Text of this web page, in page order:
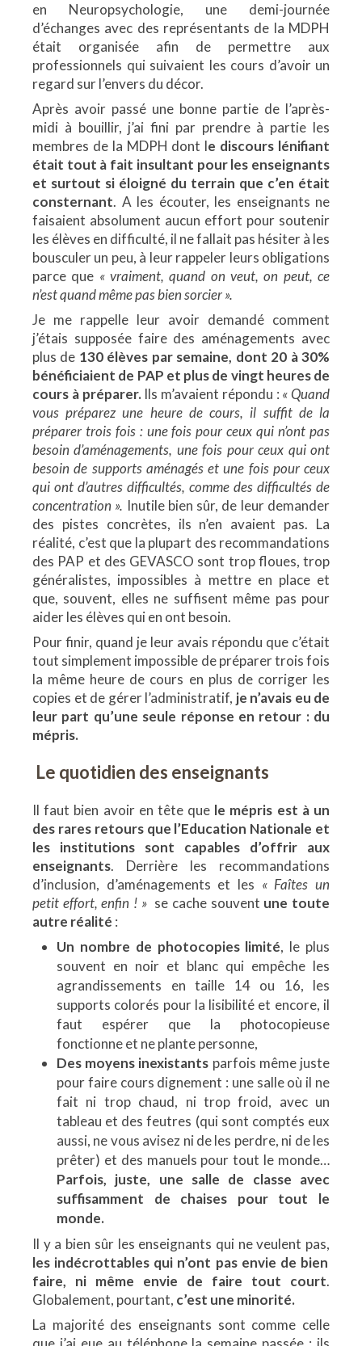
en Neuropsychologie, une demi-journée
d’échanges avec des représentants de la MDPH
était organisée afin de permettre aux
professionnels qui suivaient les cours d’avoir un
regard sur l’envers du décor.
Après avoir passé une bonne partie de l’après-
midi à bouillir, j’ai fini par prendre à partie les
membres de la MDPH dont le discours lénifiant
était tout à fait insultant pour les enseignants
et surtout si éloigné du terrain que c’en était
consternant. A les écouter, les enseignants ne
faisaient absolument aucun effort pour soutenir
les élèves en difficulté, il ne fallait pas hésiter à les
bousculer un peu, à leur rappeler leurs obligations
parce que « vraiment, quand on veut, on peut, ce
n’est quand même pas bien sorcier ».
Je me rappelle leur avoir demandé comment
j’étais supposée faire des aménagements avec
plus de 130 élèves par semaine, dont 20 à 30%
bénéficiaient de PAP et plus de vingt heures de
cours à préparer.Ils m’avaient répondu : « Quand
vous préparez une heure de cours, il suffit de la
préparer trois fois : une fois pour ceux qui n’ont pas
besoin d’aménagements, une fois pour ceux qui ont
besoin de supports aménagés et une fois pour ceux
qui ont d’autres difficultés, comme des difficultés de
concentration ». Inutile bien sûr, de leur demander
des pistes concrètes, ils n’en avaient pas. La
réalité, c’est que la plupart des recommandations
des PAP et des GEVASCO sont trop floues, trop
généralistes, impossibles à mettre en place et
que, souvent, elles ne suffisent même pas pour
aider les élèves qui en ont besoin.
Pour finir, quand je leur avais répondu que c’était
tout simplement impossible de préparer trois fois
la même heure de cours en plus de corriger les
copies et de gérer l’administratif, je n’avais eu de
leur part qu’une seule réponse en retour : du
mépris.
Le quotidien des enseignants
Il faut bien avoir en tête que le mépris est à un
des rares retours que l’Education Nationale et
les institutions sont capables d’offrir aux
enseignants. Derrière les recommandations
d’inclusion, d’aménagements et les « Faîtes un
petit effort, enfin ! » se cache souvent une toute
autre réalité :
Un nombre de photocopies limité, le plus
souvent en noir et blanc qui empêche les
agrandissements en taille 14 ou 16, les
supports colorés pour la lisibilité et encore, il
faut espérer que la photocopieuse
fonctionne et ne plante personne,
Des moyens inexistants parfois même juste
pour faire cours dignement : une salle où il ne
fait ni trop chaud, ni trop froid, avec un
tableau et des feutres (qui sont comptés eux
aussi, ne vous avisez ni de les perdre, ni de les
prêter) et des manuels pour tout le monde…
Parfois, juste, une salle de classe avec
suffisamment de chaises pour tout le
monde.
Il y a bien sûr les enseignants qui ne veulent pas,
les indécrottables qui n’ont pas envie de bien
faire, ni même envie de faire tout court.
Globalement, pourtant, c’est une minorité.
La majorité des enseignants sont comme celle